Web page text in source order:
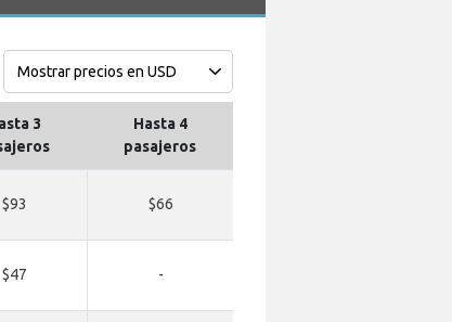
3
Hasta 4
pasajeros
$93 $66
$47 -